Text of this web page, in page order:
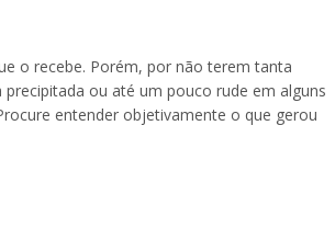
o recebe. Porém, por não terem tanta
ou até um pouco rude em alguns
entender objetivamente o que gerou